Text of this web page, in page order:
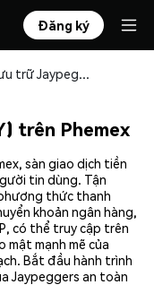
Đăng ký
Mua và lưu trữ Jaypeggers (JAY) an toàn
trên Phemex
sàn giao dịch tiền
tin dùng. Tận
thức thanh
khoản ngân hàng,
có thể truy cập trên
mạnh mẽ của
Bắt đầu hành trình
Jaypeggers an toàn